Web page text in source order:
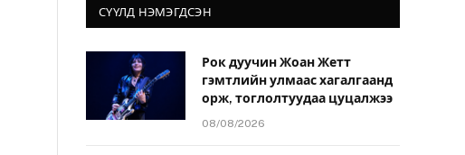
СҮҮЛД НЭМЭГДСЭН
Рок дуучин Жоан Жетт
гэмтлийн улмаас хагалгаанд
орж, тоглолтуудаа цуцалжээ
08/08/2026